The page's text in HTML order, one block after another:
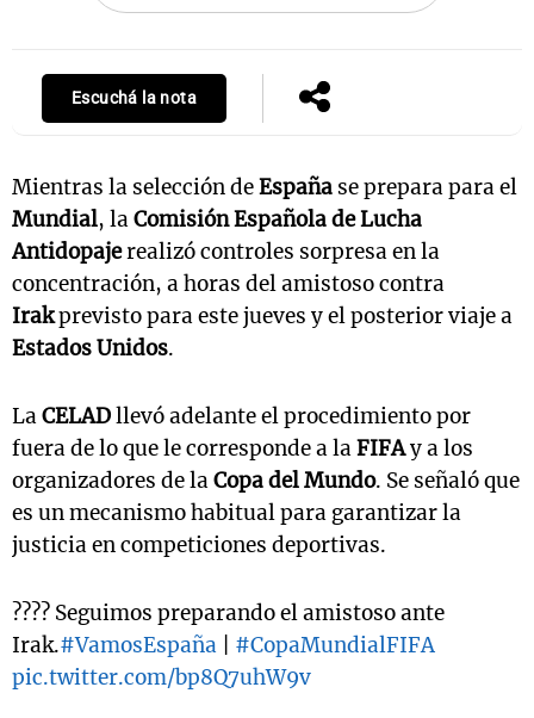
Escuchá la nota
Mientras la selección deEspaña se prepara para el
Mundial, laComisión Española de Lucha
Antidopajerealizó controles sorpresa en la
concentración, a horas del amistoso contra
Irakprevisto para este jueves y el posterior viaje a
Estados Unidos.
LaCELADllevó adelante el procedimiento por
fuera de lo que le corresponde a laFIFAy a los
organizadores de laCopa del Mundo. Se señaló que
es un mecanismo habitual para garantizar la
justicia en competiciones deportivas.
???? Seguimos preparando el amistoso ante
Irak.#VamosEspaña
#CopaMundialFIFA
pic.twitter.com/bp8Q7uhW9v